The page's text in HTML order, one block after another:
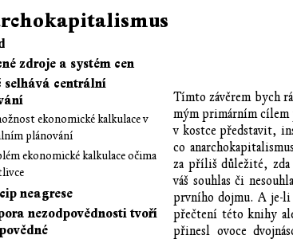
Tímto závěrem bych
mým primárním
v kostce představit,
co
za příliš důležité, zda
váš souhlas či
prvního dojmu. A je-li
přečtení této knihy
přinesl ovoce
zdroje a systém cen
selhává centrální
ekonomické kalkulace v
plánování
ekonomické kalkulace očima
neagrese
nezodpovědnosti tvoří